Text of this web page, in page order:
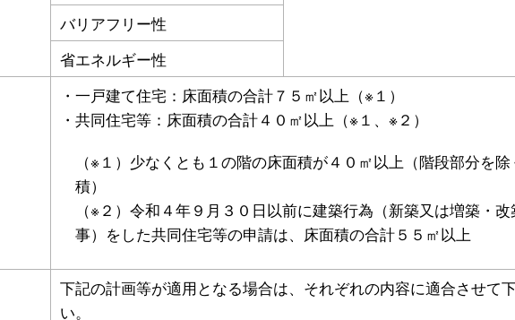
バリアフリー性
省エネルギー性
・一戸建て住宅：床面積の合計７５㎡以上（※１）
・共同住宅等：床面積の合計４０㎡以上（※１、※２）
（※１）少なくとも１の階の床面積が４０㎡以上（階段部分を
積）
（※２）令和４年９月３０日以前に建築行為（新築又は増築・
事）をした共同住宅等の申請は、床面積の合計５５㎡以上
下記の計画等が適用となる場合は、それぞれの内容に適合させて
い。